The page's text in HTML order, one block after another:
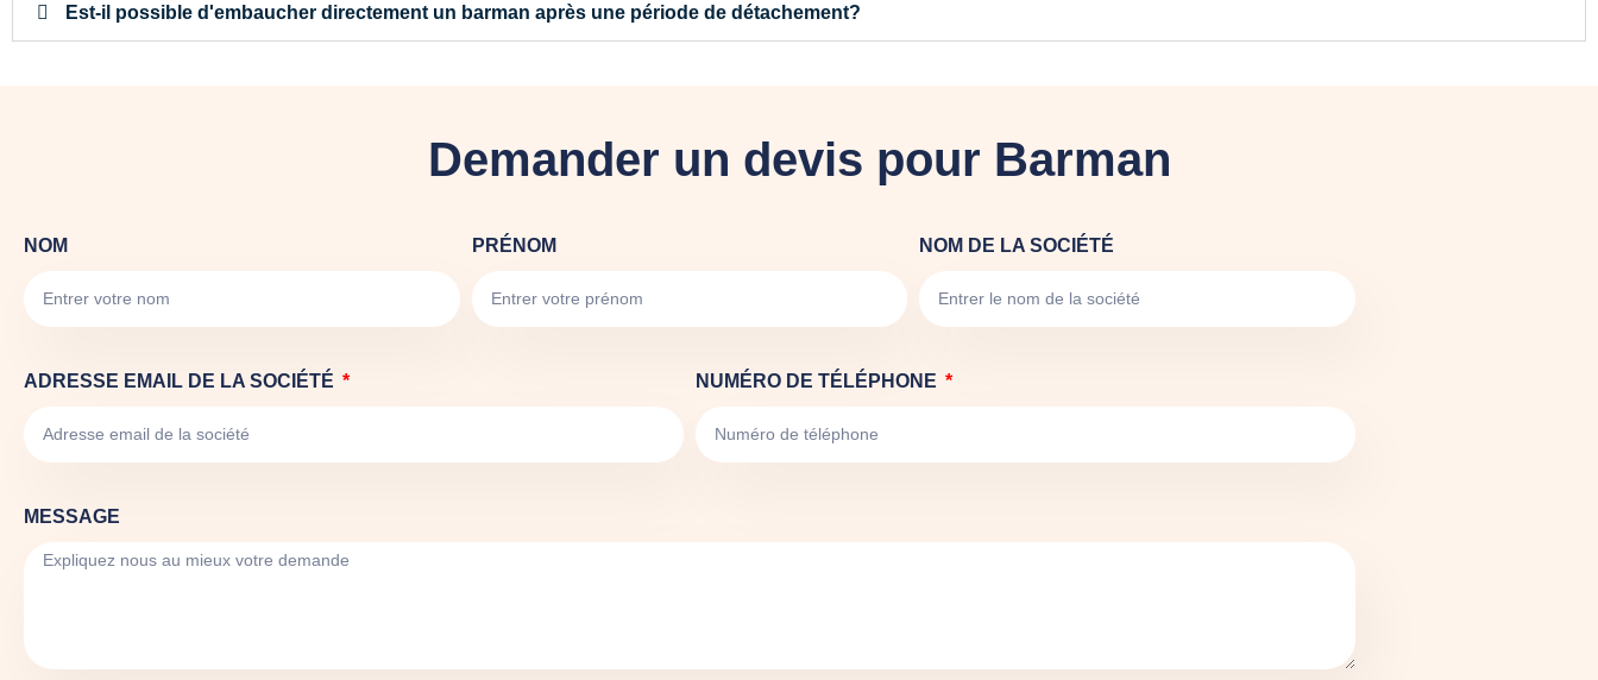
Est-il possible d'embaucher directement un barman après une période de détachement?
Demander un devis pour Barman
NOM PRÉNOM NOM DE LA SOCIÉTÉ
ADRESSE EMAIL DE LA SOCIÉTÉ NUMÉRO DE TÉLÉPHONE
MESSAGE